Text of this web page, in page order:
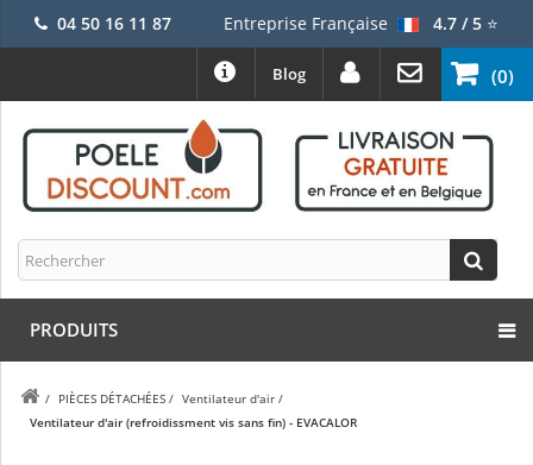
04 50 16 11 87 Entreprise Française 4.7 / 5⭐
(0)
Blog
PRODUITS
/ PIÈCES DÉTACHÉES / Ventilateur d'air /
Ventilateur d'air (refroidissment vis sans fin) - EVACALOR